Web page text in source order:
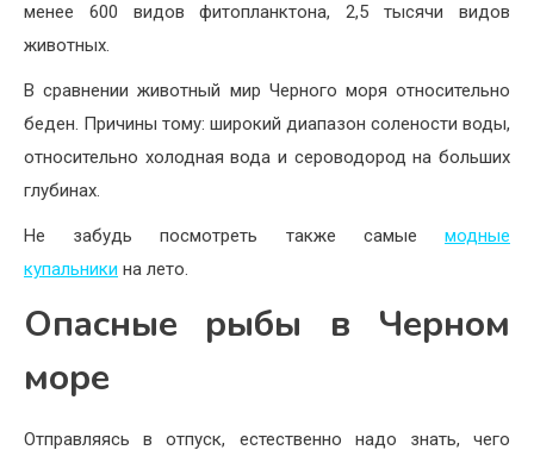
менее 600 видов фитопланктона, 2,5 тысячи видов
животных.
В сравнении животный мир Черного моря относительно
беден. Причины тому: широкий диапазон солености воды,
относительно холодная вода и сероводород на больших
глубинах.
Не забудь посмотреть также самые модные
купальники на лето.
Опасные рыбы в Черном
море
Отправляясь в отпуск, естественно надо знать, чего